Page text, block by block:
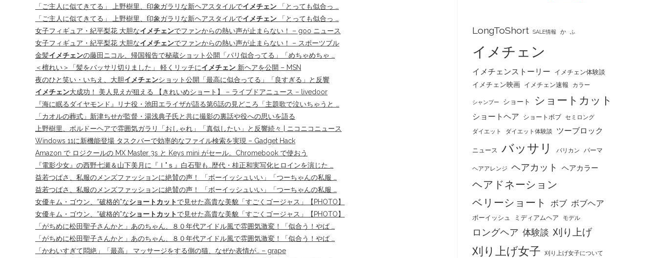
「ご主人に似てきてる」 上野樹里、印象ガラリな新ヘアスタイルでイメチェン 「とっても似合っ …
「ご主人に似てきてる」 上野樹里、印象ガラリな新ヘアスタイルでイメチェン 「とっても似合っ …
女子フィギュア・紀平梨花 大胆なイメチェンでファンからの熱い声が止まらない！ – goo ニュース
女子フィギュア・紀平梨花 大胆なイメチェンでファンからの熱い声が止まらない！ – スポーツブル
金髪イメチェンの藤田ニコル、帰国報告で秘蔵ショット公開「パリ似合ってる」「めちゃめちゃ …
＜檀れい＞「髪をバッサリ切りました」 軽くリッチにイメチェン 新ヘアを公開 – MSN
夜のひと笑い・いちえ、大胆イメチェンショット公開「最高に似合ってる」「良すぎる」と反響
イメチェン大成功！ 美人見えが狙える 【きれいめショート】 – ライブドアニュース – livedoor
『海に眠るダイヤモンド』リナ役・池田エライザが語る第6話の見どころ「主題歌で泣いちゃうと …
「カオルの葬式」新津ちせが監督・湯浅典子氏と共に撮影の裏話や役への思いを語る
上野樹里、ボルドーヘアで雰囲気ガラリ「おしゃれ」「真似したい」と反響続々 | ニコニコニュース
Windows 11に新機能登場 タスクバーで効率的なファイル検索を実現 – Gadget Hack
Amazon で ロジクールの MX Master 3s と Keys mini がセール。Chromebook で使おう
『電影少女』の西野七瀬＆山下美月に『Ｉ"ｓ』白石聖も…歴代・桂正和実写化ヒロインを演じた …
益若つばさ、私服のメンズファッションに絶賛の声！ 「ボーイッシュいい」「つーちゃんの私服 …
益若つばさ、私服のメンズファッションに絶賛の声！ 「ボーイッシュいい」「つーちゃんの私服 …
女優キム・ゴウン、“破格的”なショートカットで見せた高貴な美貌「すごくゴージャス」【PHOTO】
女優キム・ゴウン、“破格的”なショートカットで見せた高貴な美貌「すごくゴージャス」【PHOTO】
「がちめに松田聖子さんかと」あのちゃん、８０年代アイドル風で雰囲気激変！「似合う！やば …
「がちめに松田聖子さんかと」あのちゃん、８０年代アイドル風で雰囲気激変！「似合う！やば …
「かわいすぎて悶絶」「最高」 マッサージをする側の猫、なぜか表情が… – grape
LongToShort SALE情報 か ふ
イメチェン
イメチェンストーリー イメチェン体験談
イメチェン映画 イメチェン速報 カラー
シャンプー ショート ショートカット
ショートヘア ショートボブ セミロング
ダイエット ダイエット体験談 ツーブロック
ニュース バッサリ バリカン パーマ
ヘアアレンジ ヘアカット ヘアカラー
ヘアドネーション
ベリーショート
ボブ ボブヘア
ボーイッシュ ミディアムヘア モデル
ロングヘア 体験談 刈り上げ
刈り上げ女子 刈り上げ女子について